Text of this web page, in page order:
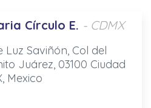
Círculo E. - CDMX
Luz Saviñón, Col del
Juárez, 03100 Ciudad
Mexico